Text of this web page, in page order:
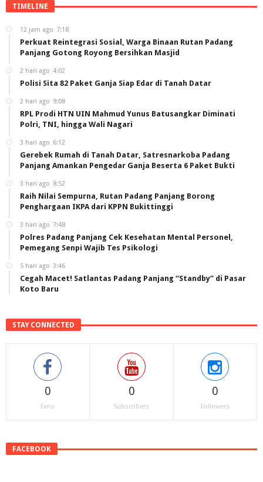
TIMELINE
12 jam ago 7:18
Perkuat Reintegrasi Sosial, Warga Binaan Rutan Padang
Panjang Gotong Royong Bersihkan Masjid
2 hari ago 4:02
Polisi Sita 82 Paket Ganja Siap Edar di Tanah Datar
2 hari ago 9:08
RPL Prodi HTN UIN Mahmud Yunus Batusangkar Diminati
Polri, TNI, hingga Wali Nagari
3 hari ago 6:12
Gerebek Rumah di Tanah Datar, Satresnarkoba Padang
Panjang Amankan Pengedar Ganja Beserta 6 Paket Bukti
3 hari ago 8:52
Raih Nilai Sempurna, Rutan Padang Panjang Borong
Penghargaan IKPA dari KPPN Bukittinggi
3 hari ago 7:48
Polres Padang Panjang Cek Kesehatan Mental Personel,
Pemegang Senpi Wajib Tes Psikologi
5 hari ago 3:46
Cegah Macet! Satlantas Padang Panjang “Standby” di Pasar
Koto Baru
STAY CONNECTED
0
Fans
0
Subscribers
0
Followers
FACEBOOK